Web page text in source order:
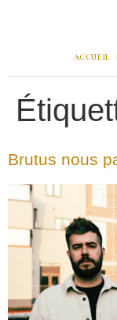
ACCUEIL
Brutus nous